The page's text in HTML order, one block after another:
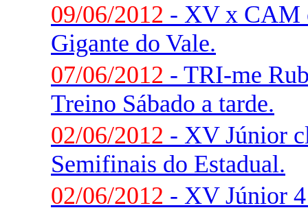
09/06/2012 - XV x CAM
Gigante do Vale.
07/06/2012 - TRI-me
Treino Sábado a tarde.
02/06/2012 - XV Júnior
Semifinais do Estadual.
02/06/2012 - XV Júnior 4